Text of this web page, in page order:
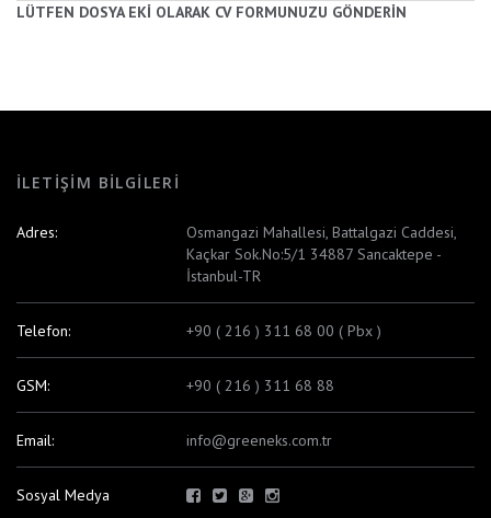
LÜTFEN DOSYA EKİ OLARAK CV FORMUNUZU GÖNDERİN
İLETIŞIM BILGILERI
Adres:
Osmangazi Mahallesi, Battalgazi Caddesi,
Kaçkar Sok.No:5/1 34887 Sancaktepe -
İstanbul-TR
Telefon: +90 ( 216 ) 311 68 00 ( Pbx )
GSM: +90 ( 216 ) 311 68 88
Email: info@greeneks.com.tr
Sosyal Medya